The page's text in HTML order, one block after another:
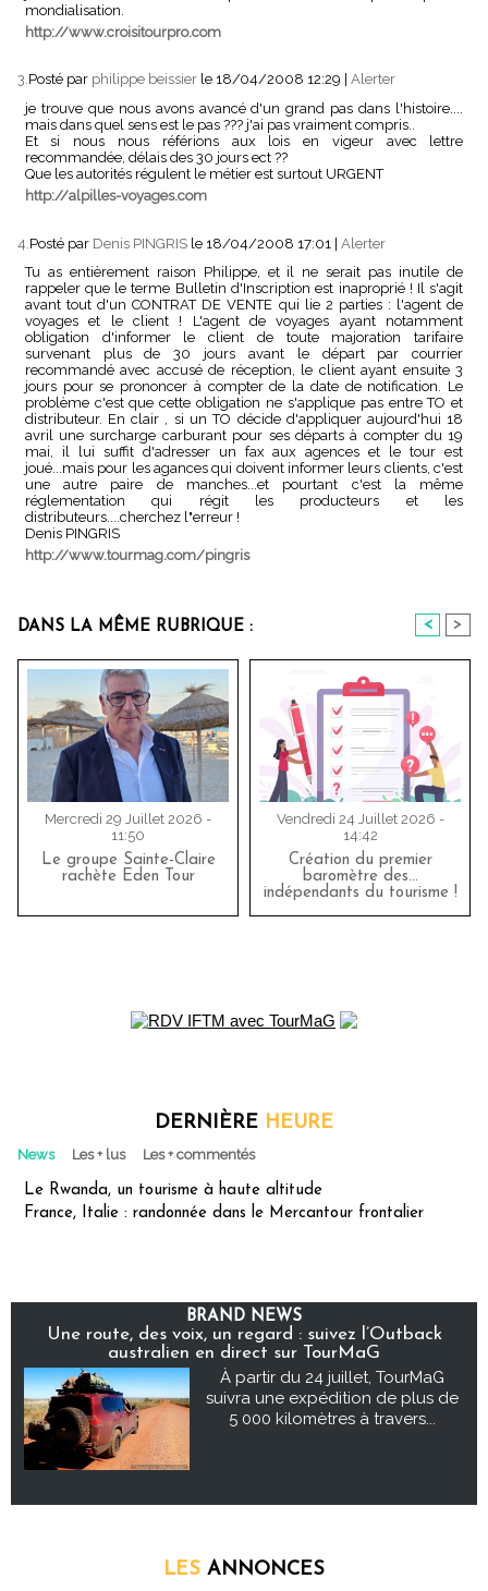
mondialisation.
http://www.croisitourpro.com
3.Posté par philippe beissier le 18/04/2008 12:29
Alerter
je trouve que nous avons avancé d'un grand pas dans l'histoire....
mais dans quel sens est le pas ??? j'ai pas vraiment compris..
Et si nous nous référions aux lois en vigeur avec lettre
recommandée, délais des 30 jours ect ??
Que les autorités régulent le métier est surtout URGENT
http://alpilles-voyages.com
4. Posté par Denis PINGRIS le 18/04/2008 17:01 | Alerter
Tu as entièrement raison Philippe, et il ne serait pas inutile de
rappeler que le terme Bulletin d'Inscription est inaproprié ! Il s'agit
avant tout d'un CONTRAT DE VENTE qui lie 2 parties : l'agent de
voyages et le client ! L'agent de voyages ayant notamment
obligation d'informer le client de toute majoration tarifaire
survenant plus de 30 jours avant le départ par courrier
recommandé avec accusé de réception, le client ayant ensuite 3
jours pour se prononcer à compter de la date de notification. Le
problème c'est que cette obligation ne s'applique pas entre TO et
distributeur. En clair , si un TO décide d'appliquer aujourd'hui 18
avril une surcharge carburant pour ses départs à compter du 19
mai, il lui suffit d'adresser un fax aux agences et le tour est
joué...mais pour les agances qui doivent informer leurs clients, c'est
une autre paire de manches...et pourtant c'est la même
réglementation qui régit les producteurs et les
distributeurs....cherchez l"erreur !
Denis PINGRIS
http://www.tourmag.com/pingris
DANS LA MÊME RUBRIQUE : < >
Mercredi 29 Juillet 2026 -
11:50
Le groupe Sainte-Claire
rachète Eden Tour
Vendredi 24 Juillet 2026 -
14:42
Création du premier
baromètre des…
indépendants du tourisme !
DERNIÈRE HEURE
News Les + lus Les + commentés
Le Rwanda, un tourisme à haute altitude
France, Italie : randonnée dans le Mercantour frontalier
BRAND NEWS
Une route, des voix, un regard : suivez l’Outback
australien en direct sur TourMaG
À partir du 24 juillet, TourMaG
suivra une expédition de plus de
5 000 kilomètres à travers...
LES ANNONCES